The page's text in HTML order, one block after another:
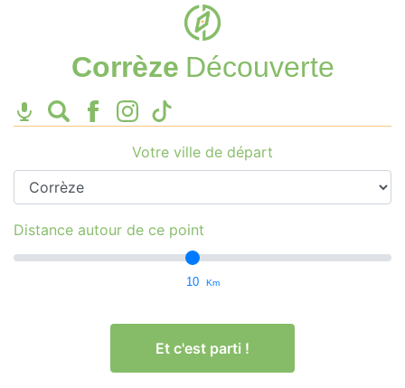
Corrèze Découverte
Votre ville de départ
Distance autour de ce point
10 Km
Et c'est parti !